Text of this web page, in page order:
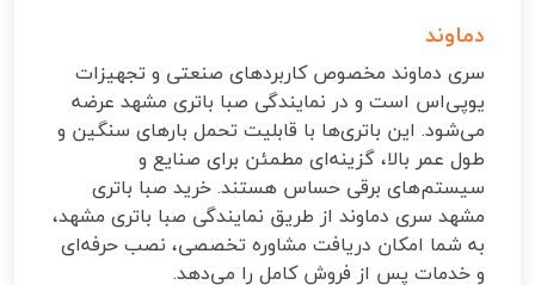
دماوند
سری دماوند مخصوص کاربردهای صنعتی و تجهیزات
یو‌پی‌اس است و در نمایندگی صبا باتری مشهد عرضه
می‌شود. این باتری‌ها با قابلیت تحمل بارهای سنگین و
طول عمر بالا، گزینه‌ای مطمئن برای صنایع و
سیستم‌های برقی حساس هستند. خرید صبا باتری
مشهد سری دماوند از طریق نمایندگی صبا باتری مشهد،
به شما امکان دریافت مشاوره تخصصی، نصب حرفه‌ای
و خدمات پس از فروش کامل را می‌دهد.